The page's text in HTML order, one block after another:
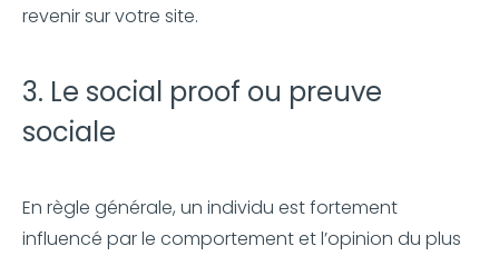
revenir sur votre site.
3. Le social proof ou preuve
sociale
En règle générale, un individu est fortement
influencé par le comportement et l’opinion du plus